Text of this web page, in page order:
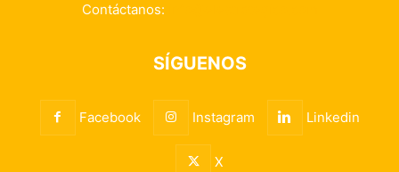
Contáctanos:
SÍGUENOS
Facebook Instagram Linkedin
X